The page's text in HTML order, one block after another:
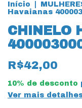
Início
Havaianas
CHINELO
R$42,00
10% de desconto
Ver mais